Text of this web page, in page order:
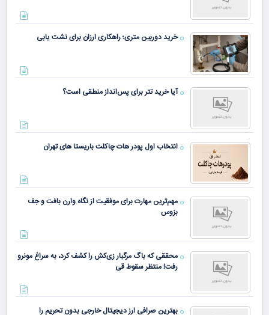
خرید دوربین متری؛ راهکاری ارزان برای نشت یابی
آیا خرید تتر برای پس‌انداز منطقی است؟
انتخاب اول پودر هات چاکلت باریستا های تهران
مهم‌ترین مهارت برای موفقیت از نگاه وارن بافت و جف
بزوس
محققی که باگ مرگبار زی‌کش را کشف کرد، به سراغ مونرو
رفت! منتظر سقوط قی
بهترین صرافی ارز دیجیتال خارجی بدون تحریم را